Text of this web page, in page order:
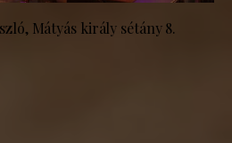
Mátyás király sétány 8.